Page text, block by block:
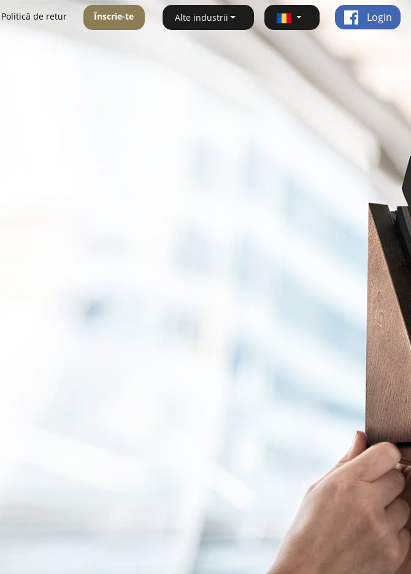
Politică de retur Înscrie-te Alte industrii Login